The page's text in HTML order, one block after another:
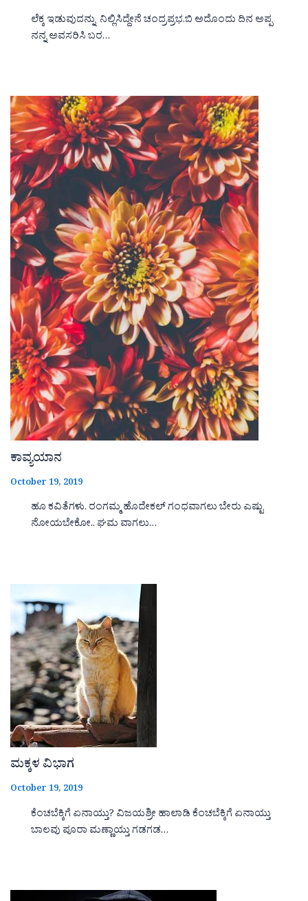
ಲೆಕ್ಕ ಇಡುವುದನ್ನು ನಿಲ್ಲಿಸಿದ್ದೇನೆ ಚಂದ್ರಪ್ರಭ.ಬಿ ಅದೊಂದು ದಿನ ಅಪ್ಪ
ನನ್ನ ಅವಸರಿಸಿ ಬರ…
ಕಾವ್ಯಯಾನ
October 19, 2019
ಹೂ ಕವಿತೆಗಳು. ರಂಗಮ್ಮ ಹೊದೇಕಲ್ ಗಂಧವಾಗಲು ಬೇರು ಎಷ್ಟು
ನೋಯಬೇಕೋ.. ಘಮ ವಾಗಲು…
ಮಕ್ಕಳ ವಿಭಾಗ
October 19, 2019
ಕೆಂಚಬೆಕ್ಕಿಗೆ ಏನಾಯ್ತು? ವಿಜಯಶ್ರೀ ಹಾಲಾಡಿ ಕೆಂಚಬೆಕ್ಕಿಗೆ ಏನಾಯ್ತು
ಬಾಲವು ಪೂರಾ ಮಣ್ಣಾಯ್ತು ಗಡಗಡ…